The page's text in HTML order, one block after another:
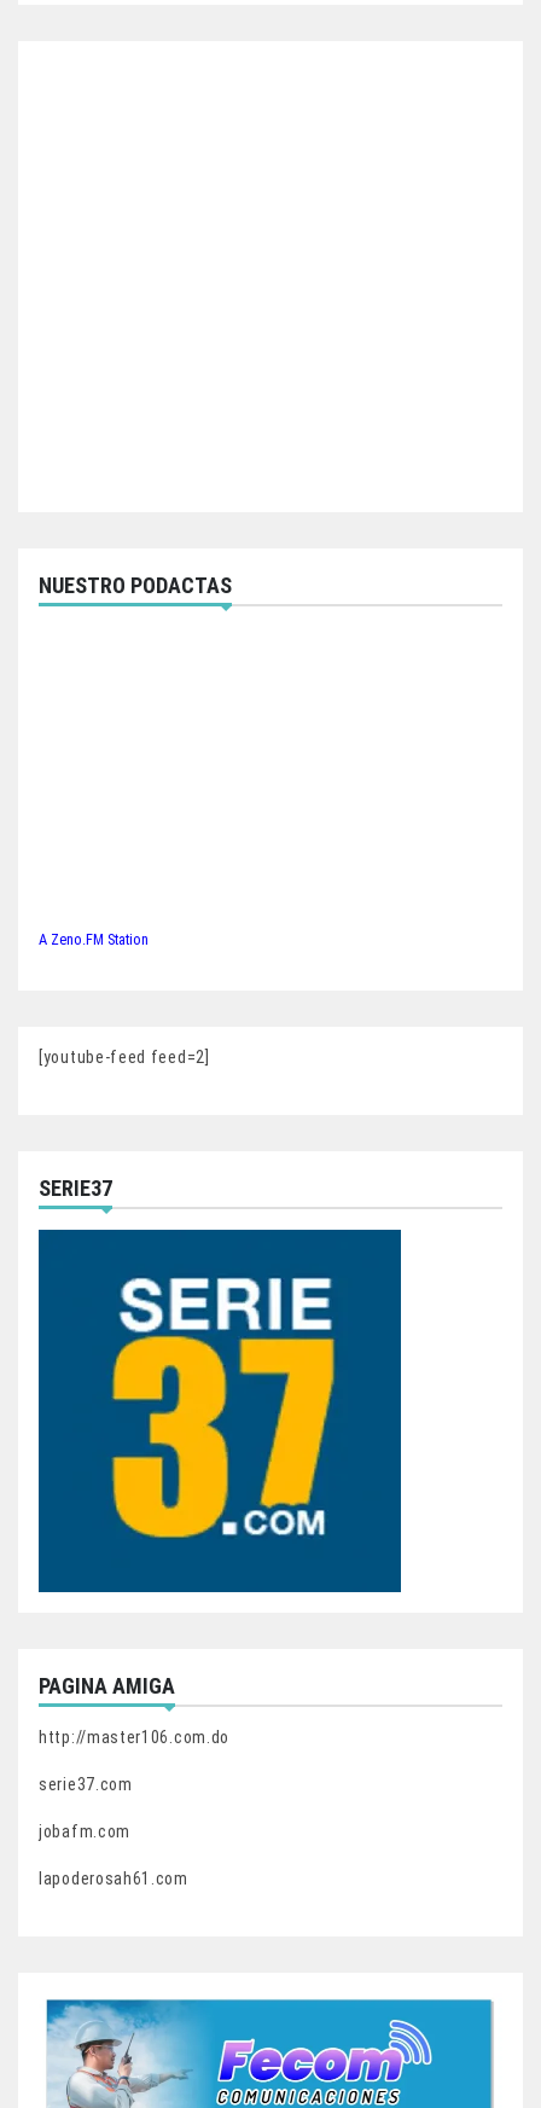
NUESTRO PODACTAS
A Zeno.FM Station
[youtube-feed feed=2]
SERIE37
PAGINA AMIGA
http://master106.com.do
serie37.com
jobafm.com
lapoderosah61.com